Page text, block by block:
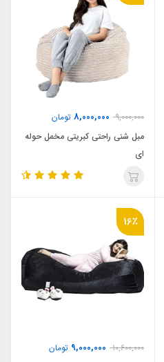
9,000,000
8,000,000 تومان
مبل شنی راحتی کبریتی مخمل حوله
ای
16٪
10,600,000
9,000,000 تومان